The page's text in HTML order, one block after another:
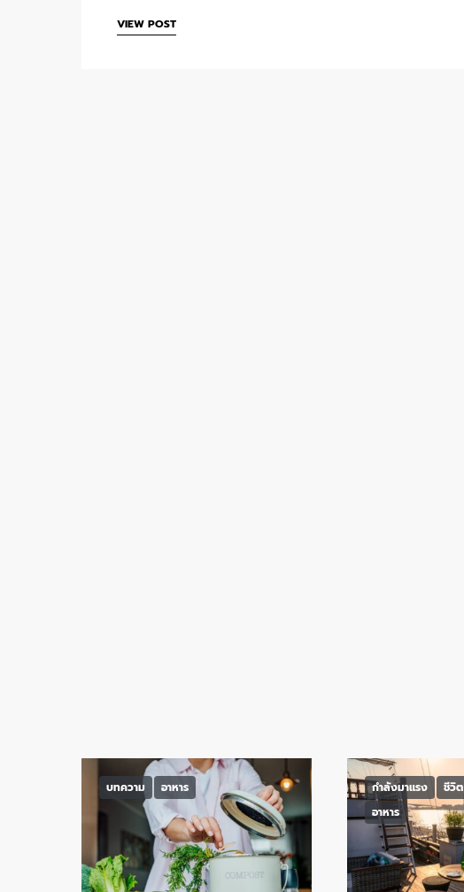
VIEW POST
บทความ อาหาร กำลังมาแรง ชีวิต
อาหาร